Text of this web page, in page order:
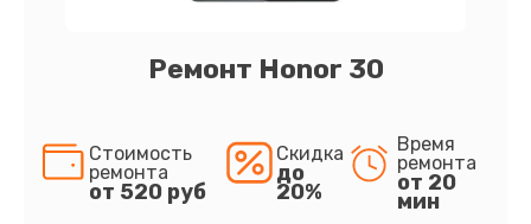
Ремонт Honor 30
Стоимость
ремонта
от 520 руб
Скидка
до
20%
Время
ремонта
от 20
мин